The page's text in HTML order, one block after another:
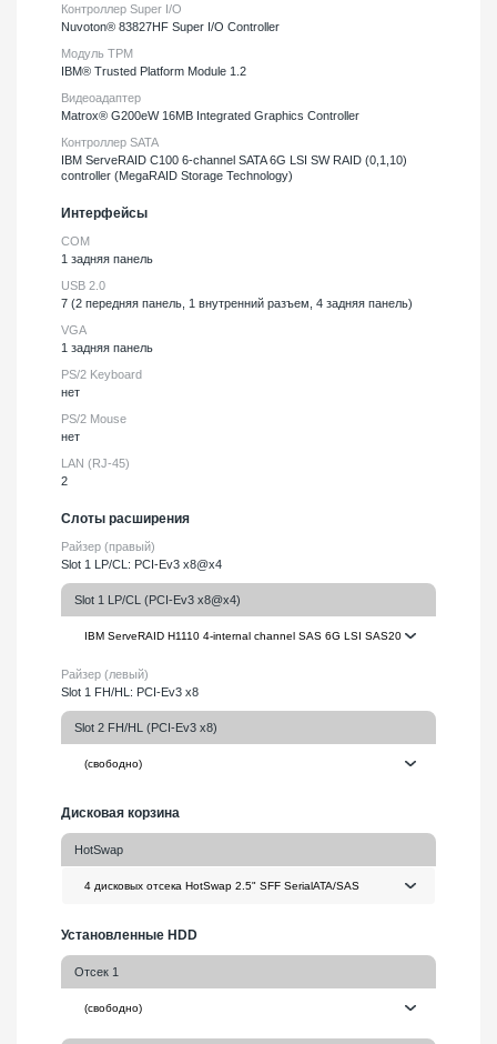
Контроллер Super I/O
Nuvoton® 83827HF Super I/O Controller
Модуль TPM
IBM® Trusted Platform Module 1.2
Видеоадаптер
Matrox® G200eW 16MB Integrated Graphics Controller
Контроллер SATA
IBM ServeRAID C100 6-channel SATA 6G LSI SW RAID (0,1,10)
controller (MegaRAID Storage Technology)
Интерфейсы
COM
1 задняя панель
USB 2.0
7 (2 передняя панель, 1 внутренний разъем, 4 задняя панель)
VGA
1 задняя панель
PS/2 Keyboard
нет
PS/2 Mouse
нет
LAN (RJ-45)
2
Слоты расширения
Райзер (правый)
Slot 1 LP/CL: PCI-Ev3 x8@x4
Slot 1 LP/CL (PCI-Ev3 x8@x4)
Райзер (левый)
Slot 1 FH/HL: PCI-Ev3 x8
Slot 2 FH/HL (PCI-Ev3 x8)
Дисковая корзина
HotSwap
Установленные HDD
Отсек 1